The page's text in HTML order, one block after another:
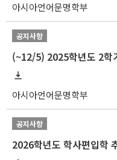
아시아언어문명학부
공지사항
아시아언어문명학부
공지사항
2026학년도 학사편입학